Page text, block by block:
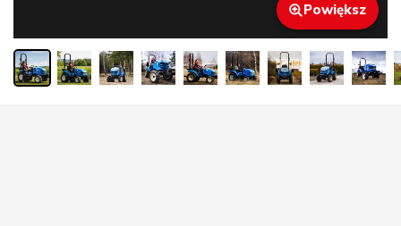
Powiększ